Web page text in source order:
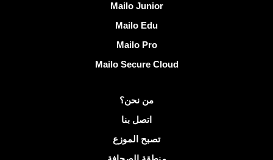
Mailo Junior
Mailo Edu
Mailo Pro
Mailo Secure Cloud
مزيد من المعلومات على Mailoمن نحن؟
اتصل بنا
تصبح الموزع